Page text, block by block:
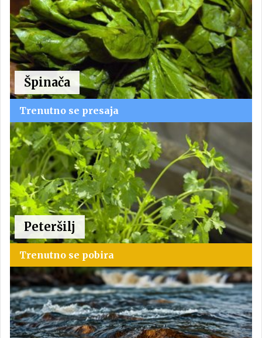
Špinača
Trenutno se presaja
Peteršilj
Trenutno se pobira